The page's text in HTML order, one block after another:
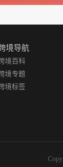
境导航
境百科
境专题
境标签